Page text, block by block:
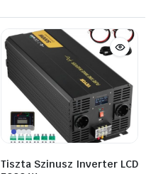
Tiszta Szinusz Inverter LCD